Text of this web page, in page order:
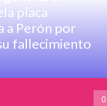
placa
a Perón por
fallecimiento
0